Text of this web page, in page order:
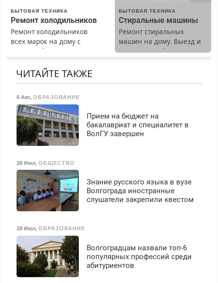
БЫТОВАЯ ТЕХНИКА
Ремонт холодильников
Ремонт холодильников
всех марок на дому с
гарантией. Замена
Недорого. Без выходных.
БЫТОВАЯ ТЕХНИКА
Стиральные машины
Ремонт стиральных
машин на дому. Выезд и
диагностика бесплатно.
ЧИТАЙТЕ ТАКЖЕ
6 Авг, ОБРАЗОВАНИЕ
Прием на бюджет на
бакалавриат и специалитет в
ВолГУ завершен
28 Июл, ОБЩЕСТВО
Знание русского языка в вузе
Волгограда иностранные
слушатели закрепили квестом
28 Июл, ОБРАЗОВАНИЕ
Волгоградцам назвали топ-6
популярных профессий среди
абитуриентов